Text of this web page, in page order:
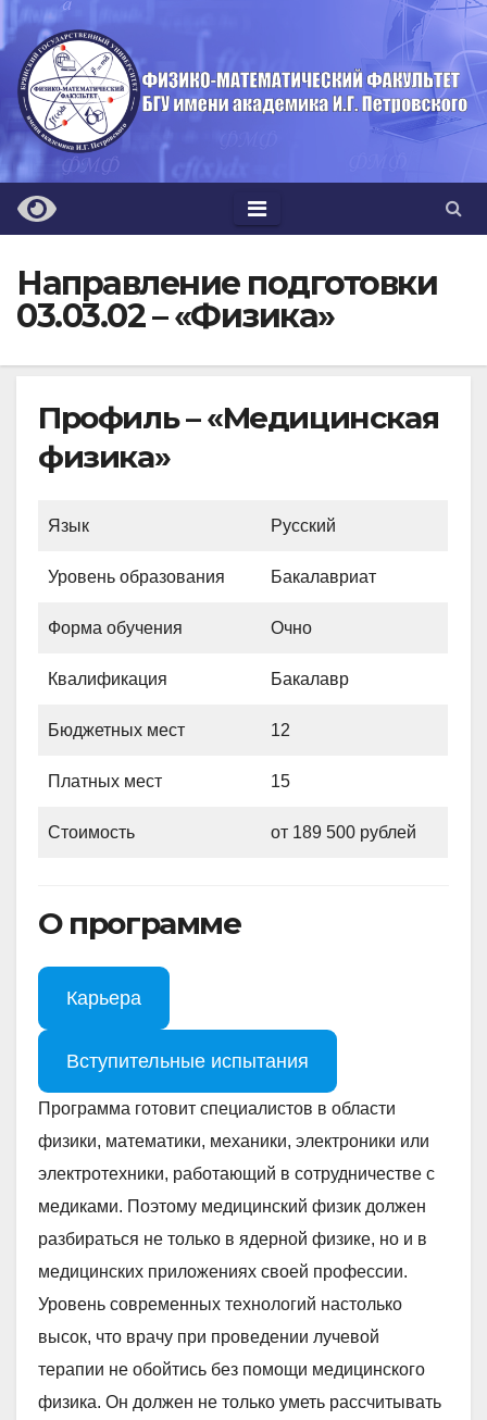
Перейти
к
содержимому
Направление подготовки
03.03.02 – «Физика»
Профиль – «Медицинская
физика»
Язык Русский
Уровень образования Бакалавриат
Форма обучения Очно
Квалификация Бакалавр
Бюджетных мест 12
Платных мест 15
Стоимость от 189 500 рублей
О программе
Карьера
Вступительные испытания
Программа готовит специалистов в области
физики, математики, механики, электроники или
электротехники, работающий в сотрудничестве с
медиками. Поэтому медицинский физик должен
разбираться не только в ядерной физике, но и в
медицинских приложениях своей профессии.
Уровень современных технологий настолько
высок, что врачу при проведении лучевой
терапии не обойтись без помощи медицинского
физика. Он должен не только уметь рассчитывать